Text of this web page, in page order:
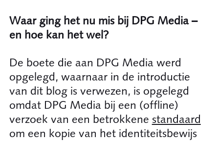
Waar ging het nu mis bij DPG Media –
en hoe kan het wel?
De boete die aan DPG Media werd
opgelegd, waarnaar in de introductie
van dit blog is verwezen, is opgelegd
omdat DPG Media bij een (offline)
verzoek van een betrokkene standaard
om een kopie van het identiteitsbewijs